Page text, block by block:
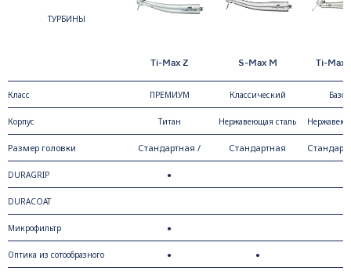
ТУРБИНЫ
Класс
Корпус
Размер головки
DURAGRIP
DURACOAT
Микрофильтр
Оптика из сотообразного
Ti-Max Z
ПРЕМИУМ
Титан
Стандартная /
Маленькая
●
●
●
S-Max M
Классический
Нержавеющая сталь
Стандартная
●
Ti-Max